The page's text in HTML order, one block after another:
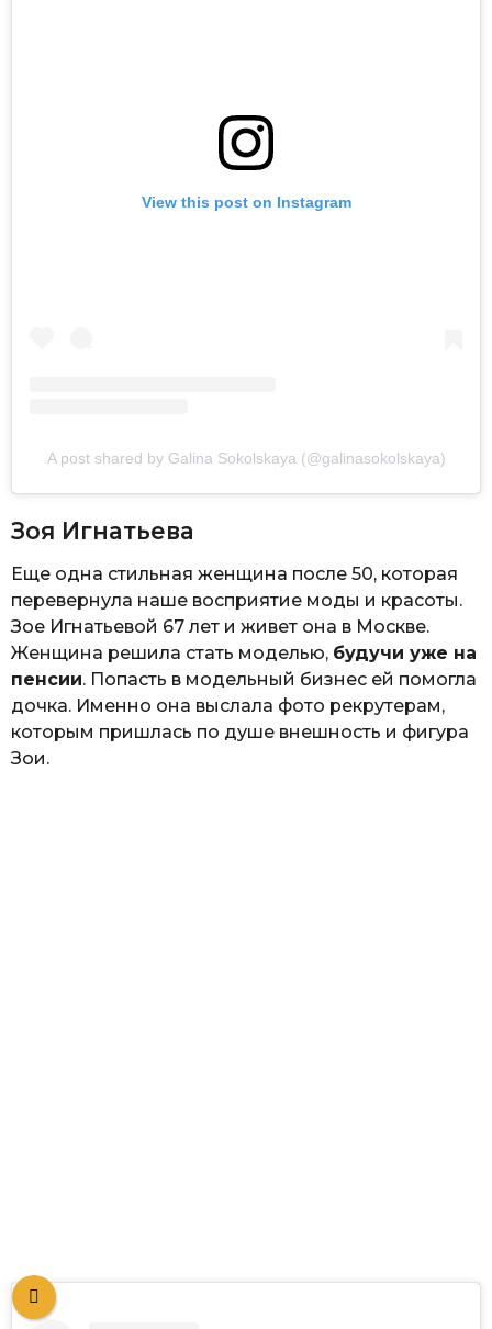
View this post on Instagram
A post shared by Galina Sokolskaya (@galinasokolskaya)
Зоя Игнатьева
Еще одна стильная женщина после 50, которая
перевернула наше восприятие моды и красоты.
Зое Игнатьевой 67 лет и живет она в Москве.
Женщина решила стать моделью, будучи уже на
пенсии. Попасть в модельный бизнес ей помогла
дочка. Именно она выслала фото рекрутерам,
которым пришлась по душе внешность и фигура
Зои.